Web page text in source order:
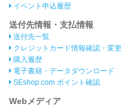
イベント申込履歴
送付先情報・支払情報
送付先一覧
クレジットカード情報確認・変更
購入履歴
電子書籍・データダウンロード
SEshop.com ポイント確認
Webメディア